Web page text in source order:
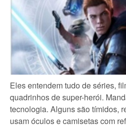
Eles entendem tudo de séries,
quadrinhos de super-herói.
tecnologia. Alguns são tímidos,
usam óculos e camisetas com